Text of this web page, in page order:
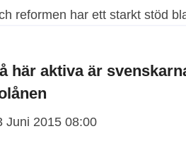
reformen har ett starkt stöd
här aktiva är
Juni 2015 08:00